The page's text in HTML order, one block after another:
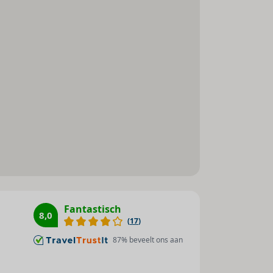
8,0 Fantastisch
(17)
87% beveelt ons aan